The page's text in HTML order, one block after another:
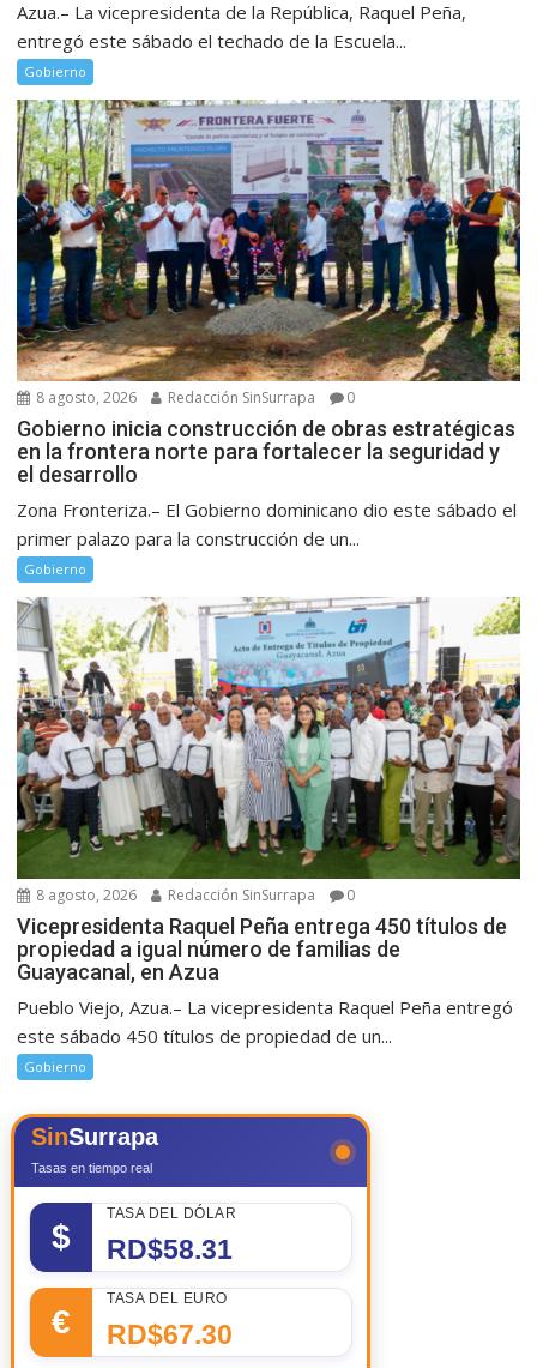
Azua.– La vicepresidenta de la República, Raquel Peña,
entregó este sábado el techado de la Escuela...
Gobierno
8 agosto, 2026 Redacción SinSurrapa 0
Gobierno inicia construcción de obras estratégicas
en la frontera norte para fortalecer la seguridad y
el desarrollo
Zona Fronteriza.– El Gobierno dominicano dio este sábado el
primer palazo para la construcción de un...
Gobierno
8 agosto, 2026 Redacción SinSurrapa 0
Vicepresidenta Raquel Peña entrega 450 títulos de
propiedad a igual número de familias de
Guayacanal, en Azua
Pueblo Viejo, Azua.– La vicepresidenta Raquel Peña entregó
este sábado 450 títulos de propiedad de un...
Gobierno
SinSurrapa
Tasas en tiempo real
$
TASA DEL DÓLAR
RD$58.31
€
TASA DEL EURO
RD$67.30